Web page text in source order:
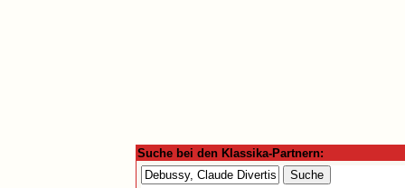
Suche bei den Klassika-Partnern: